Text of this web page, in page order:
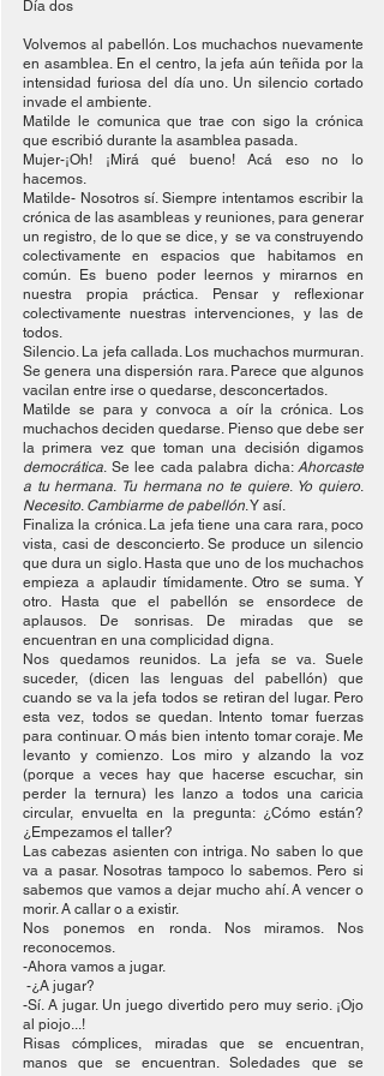
Día dos
Volvemos al pabellón. Los muchachos nuevamente
en asamblea. En el centro, la jefa aún teñida por la
intensidad furiosa del día uno. Un silencio cortado
invade el ambiente.
Matilde le comunica que trae con sigo la crónica
que escribió durante la asamblea pasada.
Mujer-¡Oh! ¡Mirá qué bueno! Acá eso no lo
hacemos.
Matilde- Nosotros sí. Siempre intentamos escribir la
crónica de las asambleas y reuniones, para generar
un registro, de lo que se dice, y  se va construyendo
colectivamente en espacios que habitamos en
común. Es bueno poder leernos y mirarnos en
nuestra propia práctica. Pensar y reflexionar
colectivamente nuestras intervenciones, y las de
todos.
Silencio. La jefa callada. Los muchachos murmuran.
Se genera una dispersión rara. Parece que algunos
vacilan entre irse o quedarse, desconcertados.
Matilde se para y convoca a oír la crónica. Los
muchachos deciden quedarse. Pienso que debe ser
democrática. Se lee cada palabra dicha: Ahorcaste
a tu hermana. Tu hermana no te quiere. Yo quiero
Necesito. Cambiarme de pabellón. Y así.
Finaliza la crónica. La jefa tiene una cara rara, poco
vista, casi de desconcierto. Se produce un silencio
que dura un siglo. Hasta que uno de los muchachos
empieza a aplaudir tímidamente. Otro se suma. Y
otro. Hasta que el pabellón se ensordece de
aplausos. De sonrisas. De miradas que se
encuentran en una complicidad digna.
Nos quedamos reunidos. La jefa se va. Suele
suceder, (dicen las lenguas del pabellón) que
cuando se va la jefa todos se retiran del lugar. Pero
esta vez, todos se quedan. Intento tomar fuerzas
para continuar. O más bien intento tomar coraje. Me
levanto y comienzo. Los miro y alzando la voz
(porque a veces hay que hacerse escuchar, sin
perder la ternura) les lanzo a todos una caricia
circular, envuelta en la pregunta: ¿Cómo están?
¿Empezamos el taller?
Las cabezas asienten con intriga. No saben lo que
va a pasar. Nosotras tampoco lo sabemos. Pero si
sabemos que vamos a dejar mucho ahí. A vencer o
morir. A callar o a existir.
Nos ponemos en ronda. Nos miramos. Nos
reconocemos.
-Ahora vamos a jugar.
-¿A jugar?
-Sí. A jugar. Un juego divertido pero muy serio. ¡Ojo
al piojo...!
Risas cómplices, miradas que se encuentran,
manos que se encuentran. Soledades que se